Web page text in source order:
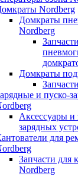
Nordberg
Домкраты
Nordberg
Домкраты
и пуско-
Аксессуары и
зарядных
для
Запчасти для
Nordberg